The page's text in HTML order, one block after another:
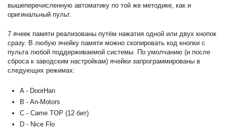
вышеперечисленную автоматику по той же методике, как и
оригинальный пульт.
7 ячеек памяти реализованы путём нажатия одной или двух кнопок
сразу. В любую ячейку памяти можно скопировать код кнопки с
пульта любой поддерживаемой системы. По умолчанию (и после
сброса к заводским настройкам) ячейки запрограммированы в
следующих режимах:
A - DoorHan
B - An-Motors
C - Came TOP (12 бит)
D - Nice Flo